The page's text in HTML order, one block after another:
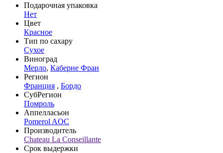
Подарочная упаковка
Нет
Цвет
Красное
Тип по сахару
Сухое
Виноград
Мерло, Каберне Фран
Регион
Франция , Бордо
СубРегион
Помроль
Аппелласьон
Pomerol AOC
Производитель
Chateau La Conseillante
Срок выдержки